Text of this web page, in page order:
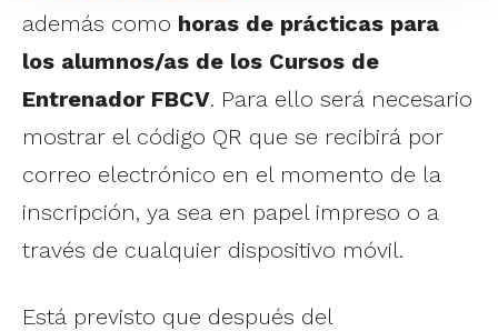
además como horas de prácticas para
los alumnos/as de los Cursos de
Entrenador FBCV. Para ello será necesario
mostrar el código QR que se recibirá por
correo electrónico en el momento de la
inscripción, ya sea en papel impreso o a
través de cualquier dispositivo móvil.
Está previsto que después del